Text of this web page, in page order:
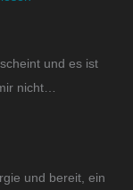
und es ist
nicht…
und bereit, ein